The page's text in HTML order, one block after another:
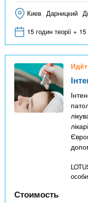
Киев Дарницкий
15 годин теорії +
Стоимость